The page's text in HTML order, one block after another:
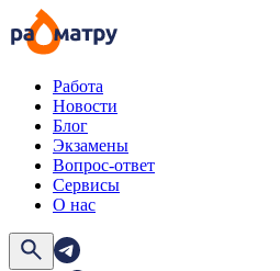
Работа
Новости
Блог
Экзамены
Вопрос-ответ
Сервисы
О нас